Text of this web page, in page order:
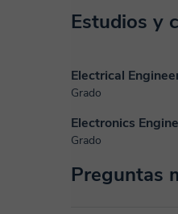
Estudios y
Electrical
Grado
Electronics
Grado
Preguntas